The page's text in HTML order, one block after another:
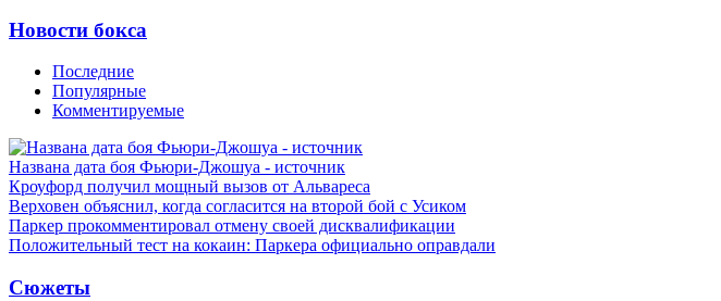
Новости бокса
Последние
Популярные
Комментируемые
Названа дата боя Фьюри-Джошуа - источник
Кроуфорд получил мощный вызов от Альвареса
Верховен объяснил, когда согласится на второй бой с Усиком
Паркер прокомментировал отмену своей дисквалификации
Положительный тест на кокаин: Паркера официально оправдали
Сюжеты